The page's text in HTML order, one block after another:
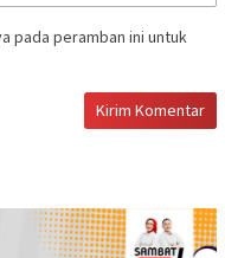
pada peramban ini untuk